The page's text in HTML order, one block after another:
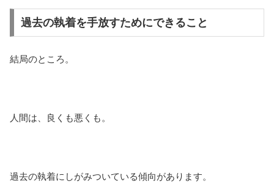
過去の執着を手放すためにできること
結局のところ。
人間は、良くも悪くも。
過去の執着にしがみついている傾向があります。